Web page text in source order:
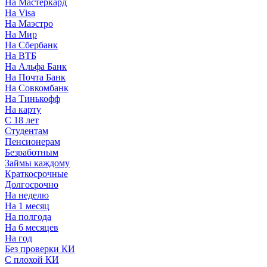
На Visa
На Маэстро
На Мир
На Сбербанк
На ВТБ
На Альфа Банк
На Почта Банк
На Совкомбанк
На Тинькофф
На карту
С 18 лет
Студентам
Пенсионерам
Безработным
Займы каждому
Краткосрочные
Долгосрочно
На неделю
На 1 месяц
На полгода
На 6 месяцев
На год
Без проверки КИ
С плохой КИ